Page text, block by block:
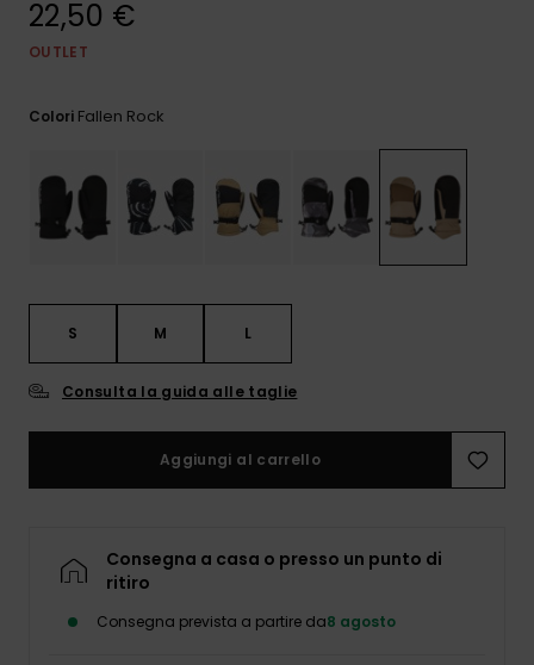
22,50 €
OUTLET
Colori Fallen Rock
S M L
Consulta la guida alle taglie
Aggiungi al carrello
Consegna a casa o presso un punto di
ritiro
Consegna prevista a partire da8 agosto